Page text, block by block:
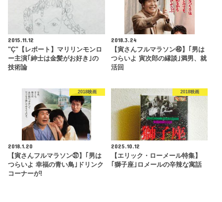
2015.11.12
"Ç"【レポート】マリリンモンロ
ー主演｢紳士は金髪がお好き｣の
技術論
2018.3.24
【寅さんフルマラソン㊻】｢男は
つらいよ 寅次郎の縁談｣満男、就
活回
2018映画
2018.1.20
【寅さんフルマラソン㊲】｢男は
つらいよ 幸福の青い鳥｣ドリンク
コーナーが!
2018映画
2025.10.12
【エリック・ローメール特集】
｢獅子座｣ロメールの辛辣な寓話